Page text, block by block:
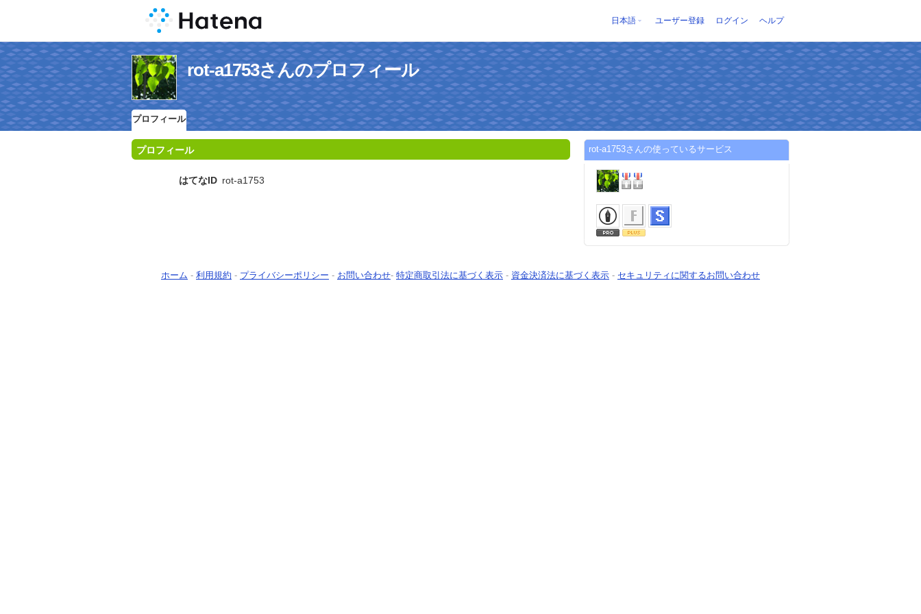
日本語 ユーザー登録 ログイン ヘルプ
rot-a1753さんのプロフィール
プロフィール
プロフィール
はてなID rot-a1753
rot-a1753さんの使っているサービス
ホーム - 利用規約 - プライバシーポリシー - お問い合わせ- 特定商取引法に基づく表示 - 資金決済法に基づく表示 - セキュリティに関するお問い合わせ